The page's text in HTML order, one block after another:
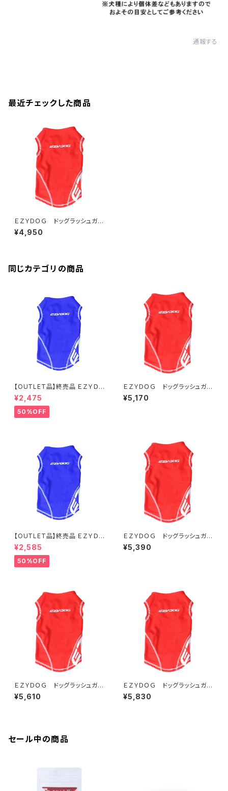
通報する
最近チェックした商品
ＥＺＹＤＯＧ ドッグラッシュガー
ド XS (全2色)
¥4,950
同じカテゴリの商品
【OUTLET品】終売品 ＥＺＹＤＯ
Ｇ ドッグラッシュガード XS
ブルー
¥2,475
50%OFF
ＥＺＹＤＯＧ ドッグラッシュガー
ド S (全2色)
¥5,170
【OUTLET品】終売品 ＥＺＹＤＯ
Ｇ ドッグラッシュガード S ブ
ルー
¥2,585
50%OFF
ＥＺＹＤＯＧ ドッグラッシュガー
ド M (全2色)
¥5,390
ＥＺＹＤＯＧ ドッグラッシュガー
ド L (全2色)
¥5,610
ＥＺＹＤＯＧ ドッグラッシュガー
ド XL (全2色)
¥5,830
セール中の商品